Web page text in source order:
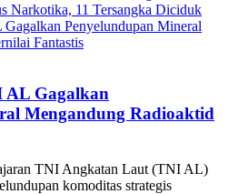
Narkotika, 11 Tersangka Diciduk
AL Gagalkan
Mengandung Radioaktid
TNI Angkatan Laut (TNI AL)
komoditas strategis